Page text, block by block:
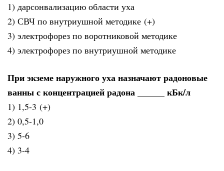
1) дарсонвализацию области уха
2) СВЧ по внутриушной методике (+)
3) электрофорез по воротниковой методике
4) электрофорез по внутриушной методике
При экземе наружного уха назначают радоновые
ванны с концентрацией радона ______ кБк/л
1) 1,5-3 (+)
2) 0,5-1,0
3) 5-6
4) 3-4